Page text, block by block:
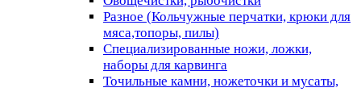
Разное (Кольчужные перчатки, крюки для
мяса,топоры, пилы)
Специализированные ножи, ложки,
наборы для карвинга
Точильные камни, ножеточки и мусаты,